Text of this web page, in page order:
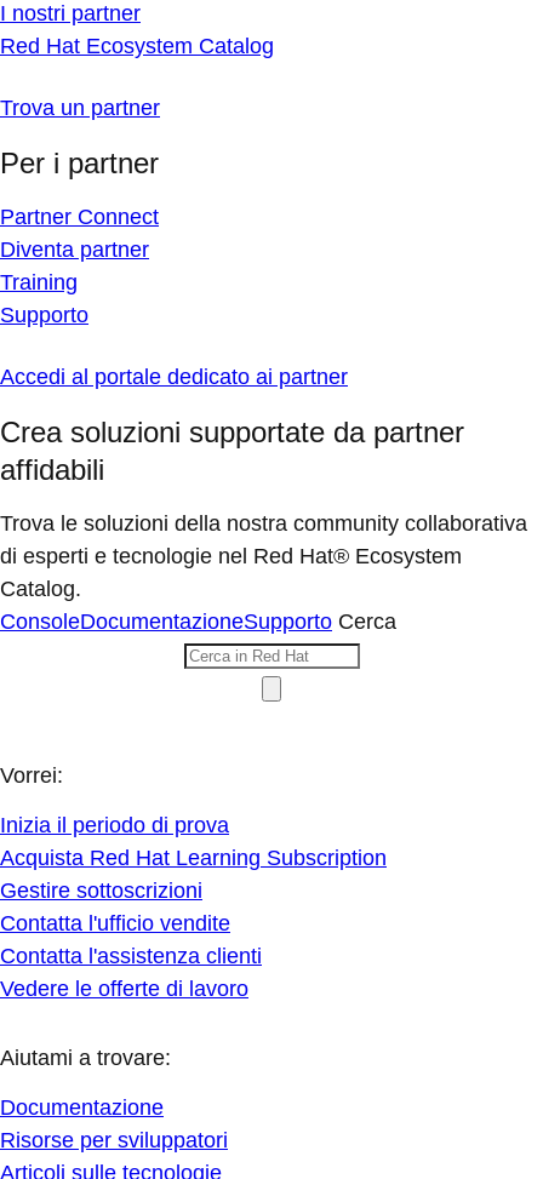
I nostri partner
Red Hat Ecosystem Catalog
Trova un partner
Per i partner
Partner Connect
Diventa partner
Training
Supporto
Accedi al portale dedicato ai partner
Crea soluzioni supportate da partner
affidabili
Trova le soluzioni della nostra community collaborativa
di esperti e tecnologie nel Red Hat® Ecosystem
Catalog.
ConsoleDocumentazioneSupporto Cerca
Vorrei:
Inizia il periodo di prova
Acquista Red Hat Learning Subscription
Gestire sottoscrizioni
Contatta l'ufficio vendite
Contatta l'assistenza clienti
Vedere le offerte di lavoro
Aiutami a trovare:
Documentazione
Risorse per sviluppatori
Articoli sulle tecnologie